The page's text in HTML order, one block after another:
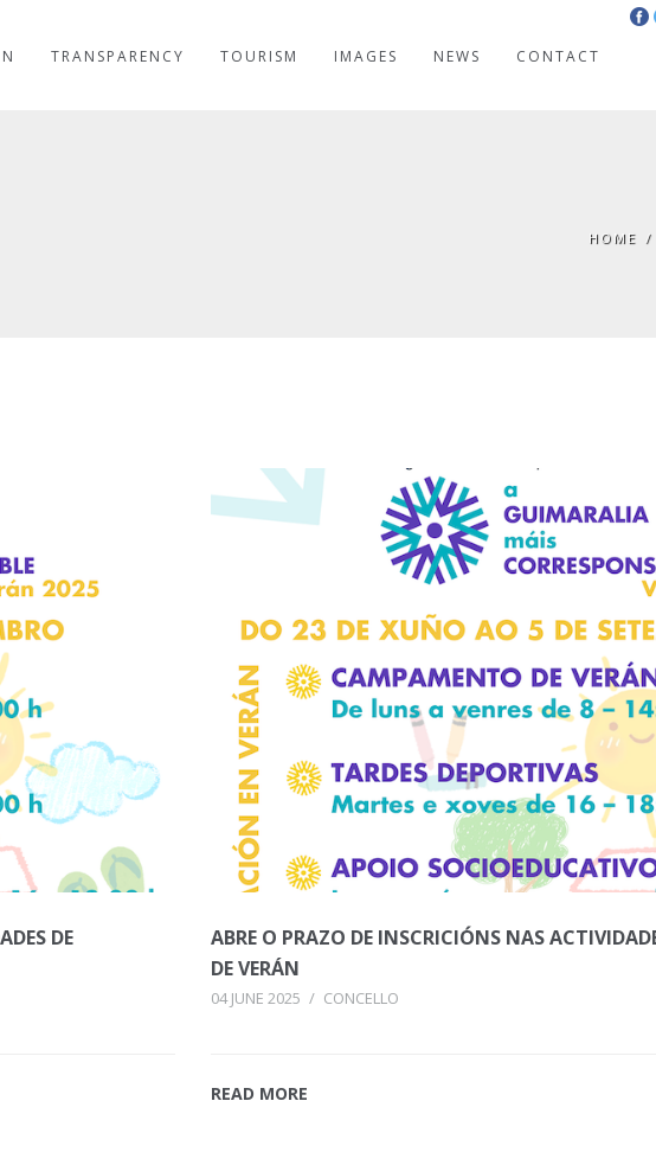
TRANSPARENCY TOURISM IMAGES NEWS CONTACT
HOME /
DE
ABRE O PRAZO DE INSCRICIÓNS NAS
DE VERÁN
04 JUNE 2025 / CONCELLO
READ MORE